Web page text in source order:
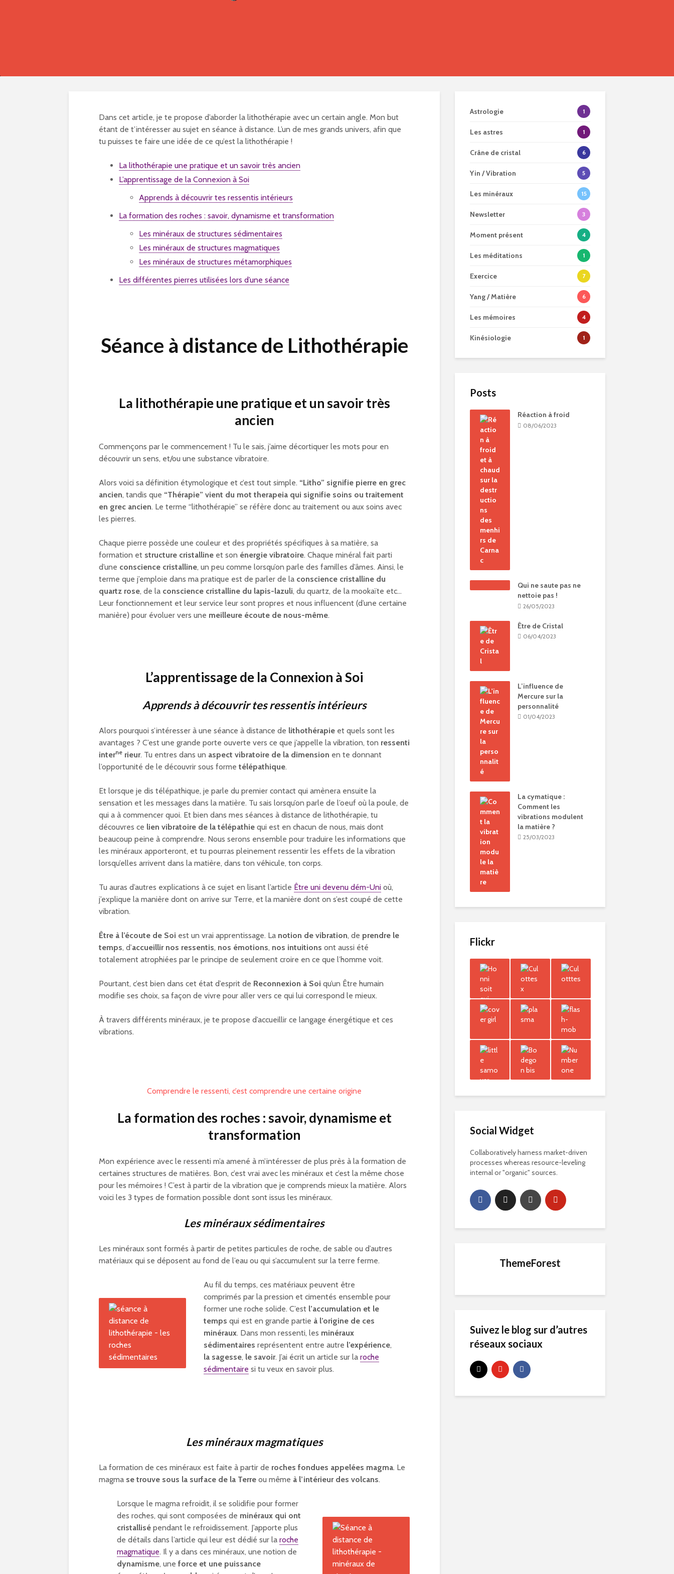
Dans cet article, je te propose d’aborder la lithothérapie avec un certain angle. Mon but
étant de t’intéresser au sujet en séance à distance. L’un de mes grands univers, afin que
tu puisses te faire une idée de ce qu’est la lithothérapie !
La lithothérapie une pratique et un savoir très ancien
L’apprentissage de la Connexion à Soi
Apprends à découvrir tes ressentis intérieurs
La formation des roches : savoir, dynamisme et transformation
Les minéraux de structures sédimentaires
Les minéraux de structures magmatiques
Les minéraux de structures métamorphiques
Les différentes pierres utilisées lors d’une séance
Séance à distance de Lithothérapie
La lithothérapie une pratique et un savoir très
ancien
Commençons par le commencement ! Tu le sais, j’aime décortiquer les mots pour en
découvrir un sens, et/ou une substance vibratoire.
Alors voici sa définition étymologique et c’est tout simple. “Litho” signifie pierre en grec
ancien, tandis que “Thérapie” vient du mot therapeia qui signifie soins ou traitement
en grec ancien. Le terme “lithothérapie” se réfère donc au traitement ou aux soins avec
les pierres.
Chaque pierre possède une couleur et des propriétés spécifiques à sa matière, sa
formation et structure cristalline et son énergie vibratoire. Chaque minéral fait parti
d’une conscience cristalline, un peu comme lorsqu’on parle des familles d’âmes. Ainsi, le
terme que j’emploie dans ma pratique est de parler de la conscience cristalline du
quartz rose, de la conscience cristalline du lapis-lazuli, du quartz, de la mookaïte etc…
Leur fonctionnement et leur service leur sont propres et nous influencent (d’une certaine
manière) pour évoluer vers une meilleure écoute de nous-même.
L’apprentissage de la Connexion à Soi
Apprends à découvrir tes ressentis intérieurs
Alors pourquoi s’intéresser à une séance à distance de lithothérapie et quels sont les
avantages ? C’est une grande porte ouverte vers ce que j’appelle la vibration, ton ressenti
interne rieur. Tu entres dans un aspect vibratoire de la dimension en te donnant
l’opportunité de le découvrir sous forme télépathique.
Et lorsque je dis télépathique, je parle du premier contact qui amènera ensuite la
sensation et les messages dans la matière. Tu sais lorsqu’on parle de l’oeuf où la poule, de
qui a à commencer quoi. Et bien dans mes séances à distance de lithothérapie, tu
découvres ce lien vibratoire de la télépathie qui est en chacun de nous, mais dont
beaucoup peine à comprendre. Nous serons ensemble pour traduire les informations que
les minéraux apporteront, et tu pourras pleinement ressentir les effets de la vibration
lorsqu’elles arrivent dans la matière, dans ton véhicule, ton corps.
Tu auras d’autres explications à ce sujet en lisant l’article Être uni devenu dém-Uni où,
j’explique la manière dont on arrive sur Terre, et la manière dont on s’est coupé de cette
vibration.
Être à l’écoute de Soi est un vrai apprentissage. La notion de vibration, de prendre le
temps, d’accueillir nos ressentis, nos émotions, nos intuitions ont aussi été
totalement atrophiées par le principe de seulement croire en ce que l’homme voit.
Pourtant, c’est bien dans cet état d’esprit de Reconnexion à Soi qu’un Être humain
modifie ses choix, sa façon de vivre pour aller vers ce qui lui correspond le mieux.
À travers différents minéraux, je te propose d’accueillir ce langage énergétique et ces
vibrations.
Comprendre le ressenti, c’est comprendre une certaine origine
La formation des roches : savoir, dynamisme et
transformation
Mon expérience avec le ressenti m’a amené à m’intéresser de plus près à la formation de
certaines structures de matières. Bon, c’est vrai avec les minéraux et c’est la même chose
pour les mémoires ! C’est à partir de la vibration que je comprends mieux la matière. Alors
voici les 3 types de formation possible dont sont issus les minéraux.
Les minéraux sédimentaires
Les minéraux sont formés à partir de petites particules de roche, de sable ou d’autres
matériaux qui se déposent au fond de l’eau ou qui s’accumulent sur la terre ferme.
Au fil du temps, ces matériaux peuvent être
comprimés par la pression et cimentés ensemble pour
former une roche solide. C’est l’accumulation et le
temps qui est en grande partie à l’origine de ces
minéraux. Dans mon ressenti, les minéraux
sédimentaires représentent entre autre l’expérience,
la sagesse, le savoir. J’ai écrit un article sur laroche
sédimentaire si tu veux en savoir plus.
Les minéraux magmatiques
La formation de ces minéraux est faite à partir de roches fondues appelées magma. Le
magma se trouve sous la surface de la Terre ou même à l’intérieur des volcans.
Lorsque le magma refroidit, il se solidifie pour former
des roches, qui sont composées de minéraux qui ont
cristallisépendant le refroidissement. J’apporte plus
de détails dans l’article qui leur est dédié sur la roche
magmatique. Il y a dans ces minéraux, une notion de
dynamisme, une force et une puissance
Astrologie 1
Les astres 1
Crâne de cristal 6
Yin / Vibration 5
Les minéraux 15
Newsletter 3
Moment présent 4
Les méditations 1
Exercice 7
Yang / Matière 6
Les mémoires 4
Kinésiologie 1
Posts
Réaction à froid
08/06/2023
Qui ne saute pas ne
nettoie pas !
26/05/2023
Être de Cristal
06/04/2023
L’influence de
Mercure sur la
personnalité
01/04/2023
La cymatique :
Comment les
vibrations modulent
la matière ?
25/03/2023
Flickr
Social Widget
Collaboratively harness market-driven
processes whereas resource-leveling
internal or "organic" sources.
ThemeForest
Suivez le blog sur d’autres
réseaux sociaux